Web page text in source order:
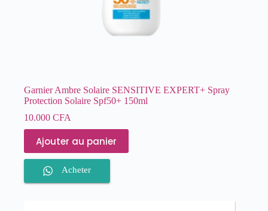
Garnier Ambre Solaire SENSITIVE EXPERT+ Spray
Protection Solaire Spf50+ 150ml
10.000 CFA
Ajouter au panier
Acheter